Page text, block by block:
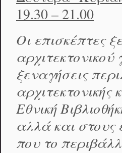
19.30 – 21.00
Οι επισκέπτες
ξεναγήσεις
Εθνική
αλλά και στους
που το